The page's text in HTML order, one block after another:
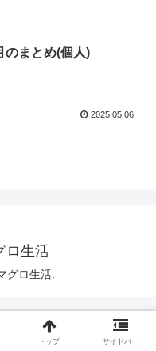
のまとめ(個人)
2025.05.06
ロ生活
グロ生活.
トップ サイドバー